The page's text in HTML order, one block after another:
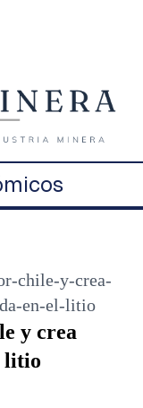
chile-y-crea-
en-el-litio
y crea
litio